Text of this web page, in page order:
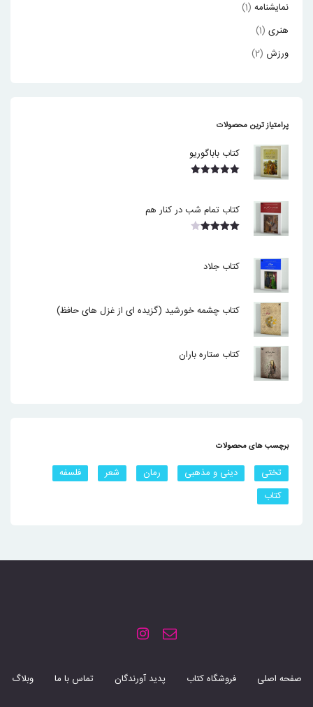
نمایشنامه (1)
هنری (1)
ورزش (2)
پرامتیاز ترین محصولات
کتاب باباگوریو
کتاب تمام شب در کنار هم
کتاب جلاد
کتاب چشمه خورشید (گزیده ای از غزل های حافظ)
کتاب ستاره باران
برچسب های محصولات
تختی دینی و مذهبی رمان شعر
فلسفه
کتاب
صفحه اصلی فروشگاه کتاب پدید آورندگان تماس با ما وبلاگ